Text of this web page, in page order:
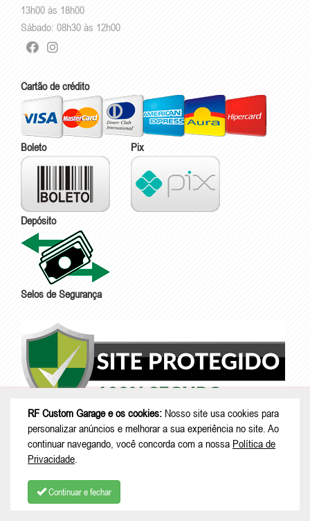
13h00 às 18h00
Sábado: 08h30 às 12h00
Cartão de crédito
Boleto Pix
Depósito
Selos de Segurança
RF Custom Garage e os cookies: Nosso site usa cookies para
personalizar anúncios e melhorar a sua experiência no site. Ao
continuar navegando, você concorda com a nossa Política de
Privacidade
Continuar e fechar